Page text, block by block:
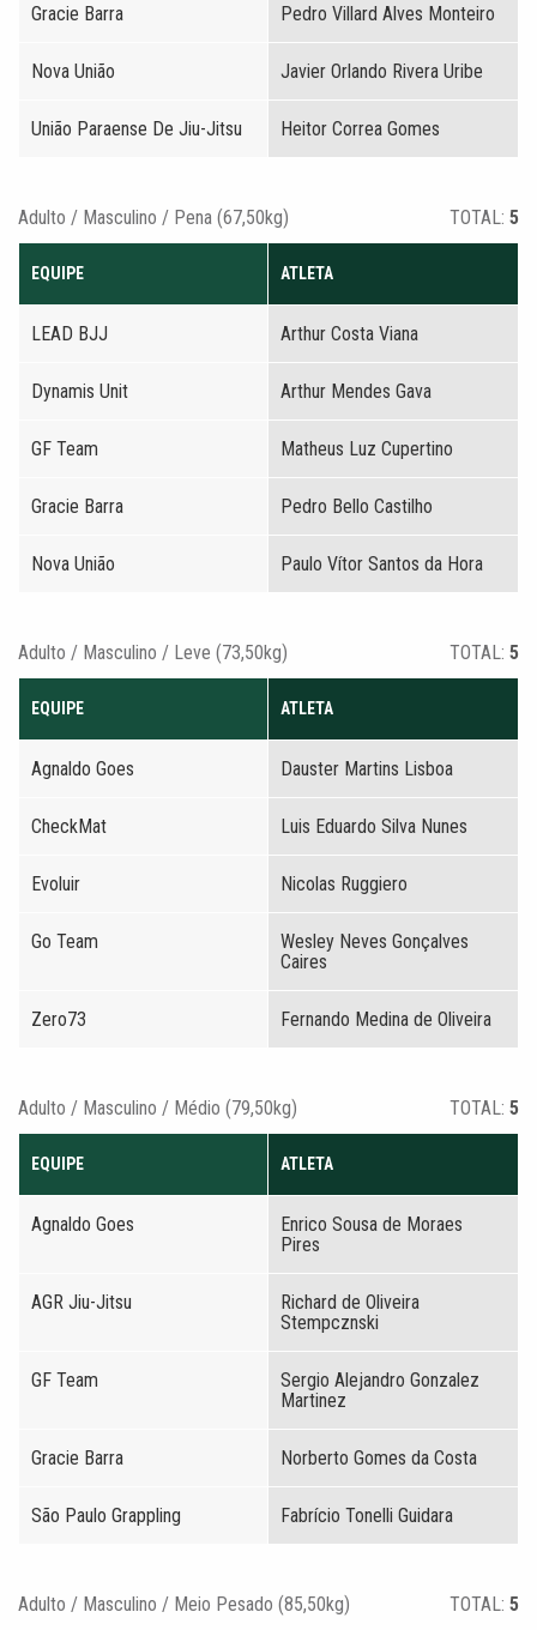
Gracie Barra Pedro Villard Alves Monteiro
Nova União Javier Orlando Rivera Uribe
União Paraense De Jiu-Jitsu Heitor Correa Gomes
Adulto / Masculino / Pena (67,50kg) TOTAL: 5
EQUIPE ATLETA
LEAD BJJ Arthur Costa Viana
Dynamis Unit Arthur Mendes Gava
GF Team Matheus Luz Cupertino
Gracie Barra Pedro Bello Castilho
Nova União Paulo Vítor Santos da Hora
Adulto / Masculino / Leve (73,50kg) TOTAL: 5
EQUIPE ATLETA
Agnaldo Goes Dauster Martins Lisboa
CheckMat Luis Eduardo Silva Nunes
Evoluir Nicolas Ruggiero
Go Team
Wesley Neves Gonçalves
Caires
Zero73 Fernando Medina de Oliveira
Adulto / Masculino / Médio (79,50kg) TOTAL: 5
EQUIPE ATLETA
Agnaldo Goes
Enrico Sousa de Moraes
Pires
AGR Jiu-Jitsu
Richard de Oliveira
Stempcznski
GF Team
Sergio Alejandro Gonzalez
Martinez
Gracie Barra Norberto Gomes da Costa
São Paulo Grappling Fabrício Tonelli Guidara
Adulto / Masculino / Meio Pesado (85,50kg) TOTAL: 5